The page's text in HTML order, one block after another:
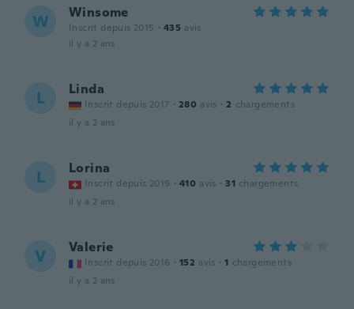
W Winsome
Inscrit depuis 2015 · 435 avis
il y a 2 ans
L Linda
Inscrit depuis 2017 · 280 avis · 2 chargements
il y a 2 ans
L Lorina
Inscrit depuis 2019 · 410 avis · 31 chargements
il y a 2 ans
V Valerie
Inscrit depuis 2016 · 152 avis · 1 chargements
il y a 2 ans